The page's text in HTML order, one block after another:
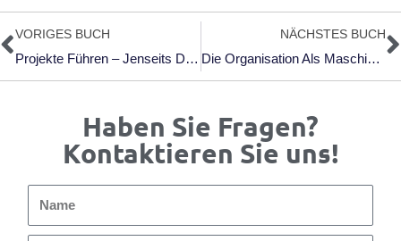
Zurück
VORIGES BUCH
Projekte Führen – Jenseits Des Maschinen Modells Von Organisationen
NÄCHSTES BUCH
Die Organisation Als Maschine?
Haben Sie Fragen?
Kontaktieren Sie uns!